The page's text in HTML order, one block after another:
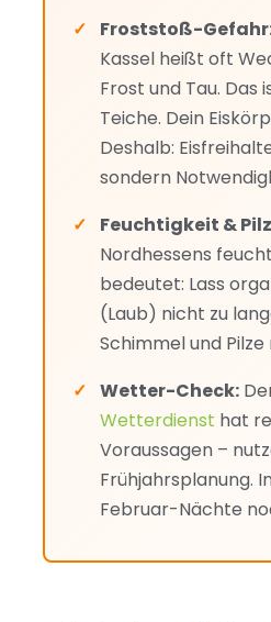
Froststoß-
Kassel heißt oft
Frost und Tau. Das
Teiche. Dein
Deshalb:
sondern
Feuchtigkeit &
Nordhessens
bedeutet: Lass
(Laub) nicht zu
Schimmel und Pilze
Wetter-Check:
Wetterdienst hat
Voraussagen –
Frühjahrsplanung.
Februar-Nächte